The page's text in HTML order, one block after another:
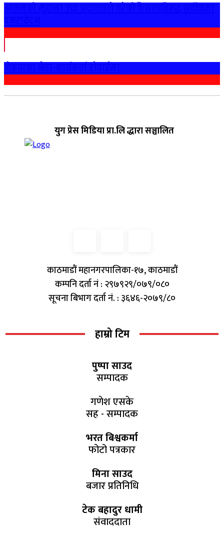
युग प्रेस मिडिया प्रा.लि द्धारा सञ्चालित
काठमाडौं महानगरपालिका-१७, काठमाडौं
कम्पनि दर्ता नं : २९७९२९/०७९/०८०
सूचना बिभाग दर्ता नं. : ३६४६-२०७९/८०
हाम्रो टिम
पुष्पा साउद
सम्पादक
गणेश एसके
सह - सम्पादक
भरत बिश्वकर्मा
फोटो पत्रकार
मिना साउद
बजार प्रतिनिधि
टेक बहादुर धामी
संवाददाता